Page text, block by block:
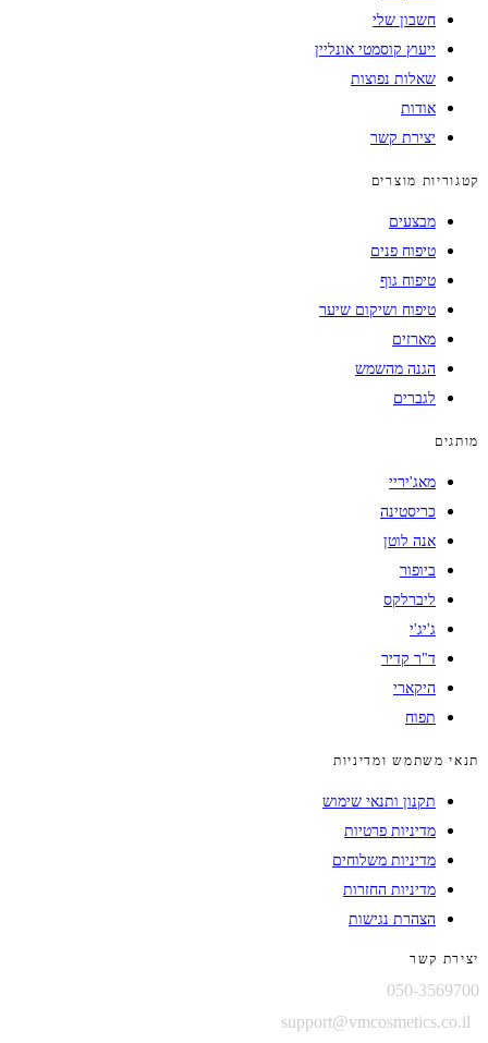
חשבון שלי
ייעוץ קוסמטי אונליין
שאלות נפוצות
אודות
יצירת קשר
קטגוריות מוצרים
מבצעים
טיפוח פנים
טיפוח גוף
טיפוח ושיקום שיער
מארזים
הגנה מהשמש
לגברים
מותגים
מאג'יריי
כריסטינה
אנה לוטן
ביופור
ליברלקס
ג'יג'י
ד"ר קדיר
היקארי
תפוח
תנאי משתמש ומדיניות
תקנון ותנאי שימוש
מדיניות פרטיות
מדיניות משלוחים
מדיניות החזרות
הצהרת נגישות
יצירת קשר
050-3569700
support@vmcosmetics.co.il